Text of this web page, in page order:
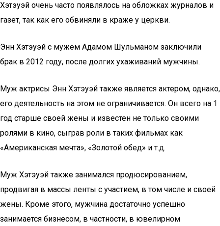
Хэтэуэй очень часто появлялось на обложках журналов и
газет, так как его обвиняли в краже у церкви.
Энн Хэтэуэй с мужем Адамом Шульманом заключили
брак в 2012 году, после долгих ухаживаний мужчины.
Муж актрисы Энн Хэтэуэй также является актером, однако,
его деятельность на этом не ограничивается. Он всего на 1
год старше своей жены и известен не только своими
ролями в кино, сыграв роли в таких фильмах как
«Американская мечта», «Золотой обед» и т.д.
Муж Хэтэуэй также занимался продюсированием,
продвигая в массы ленты с участием, в том числе и своей
жены. Кроме этого, мужчина достаточно успешно
занимается бизнесом, в частности, в ювелирном